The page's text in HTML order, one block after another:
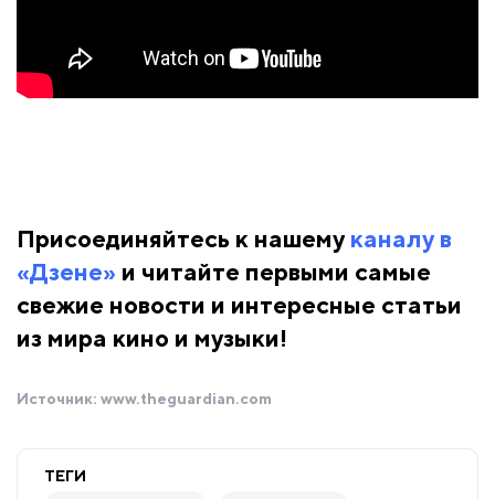
Присоединяйтесь к нашемуканалу в
«Дзене» и читайте первыми самые
свежие новости и интересные статьи
из мира кино и музыки!
Источник: www.theguardian.com
ТЕГИ